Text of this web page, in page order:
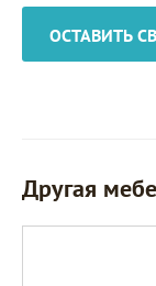
ОСТАВИТЬ
Другая